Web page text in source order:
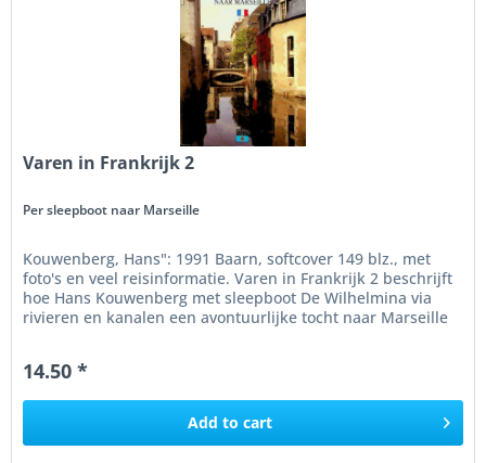
Varen in Frankrijk 2
Per sleepboot naar Marseille
Kouwenberg, Hans": 1991 Baarn, softcover 149 blz., met
foto's en veel reisinformatie. Varen in Frankrijk 2 beschrijft
hoe Hans Kouwenberg met sleepboot De Wilhelmina via
rivieren en kanalen een avontuurlijke tocht naar Marseille
14.50 *
Add to cart